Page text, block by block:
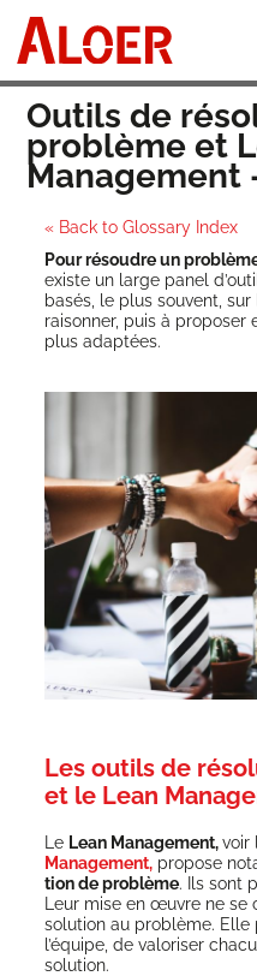
content
Outils de
problème et
Management
« Back to Glossary Index
Pour résoudre un
existe un large panel
basés, le plus sou­vent,
rai­son­ner, puis à pro­po­ser
plus adap­tées.
Les outils de
et le Lean
Le Lean Mana­ge­ment,voir
Mana­ge­ment,pro­pose
tion de pro­blème. Ils sont
Leur mise en œuvre ne se
solu­tion au pro­blème.
l’équipe, de valo­ri­ser
solution.